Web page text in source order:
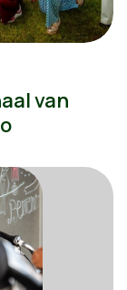
van